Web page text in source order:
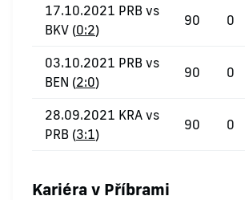
17.10.2021 PRB vs
BKV (0:2)
90 0
03.10.2021 PRB vs
BEN (2:0)
90 0
28.09.2021 KRA vs
PRB (3:1)
90 0
Kariéra v Příbrami